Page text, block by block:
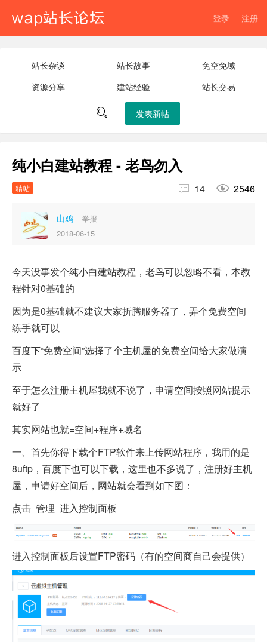
登录 注册
站长杂谈 站长故事
免空免域
资源分享
建站经验 站长交易
 发表新帖
纯小白建站教程 - 老鸟勿入
精帖  14  2546
山鸡
举报
2018-06-15
今天没事发个纯小白建站教程，老鸟可以忽略不看，本教
程针对0基础的
因为是0基础就不建议大家折腾服务器了，弄个免费空间
练手就可以
百度下“免费空间”选择了个主机屋的免费空间给大家做演
示
至于怎么注册主机屋我就不说了，申请空间按照网站提示
就好了
其实网站也就=空间+程序+域名
一、首先你得下载个FTP软件来上传网站程序，我用的是
8uftp，百度下也可以下载，这里也不多说了，注册好主机
屋，申请好空间后，网站就会看到如下图：
点击 管理 进入控制面板
进入控制面板后设置FTP密码（有的空间商自己会提供）